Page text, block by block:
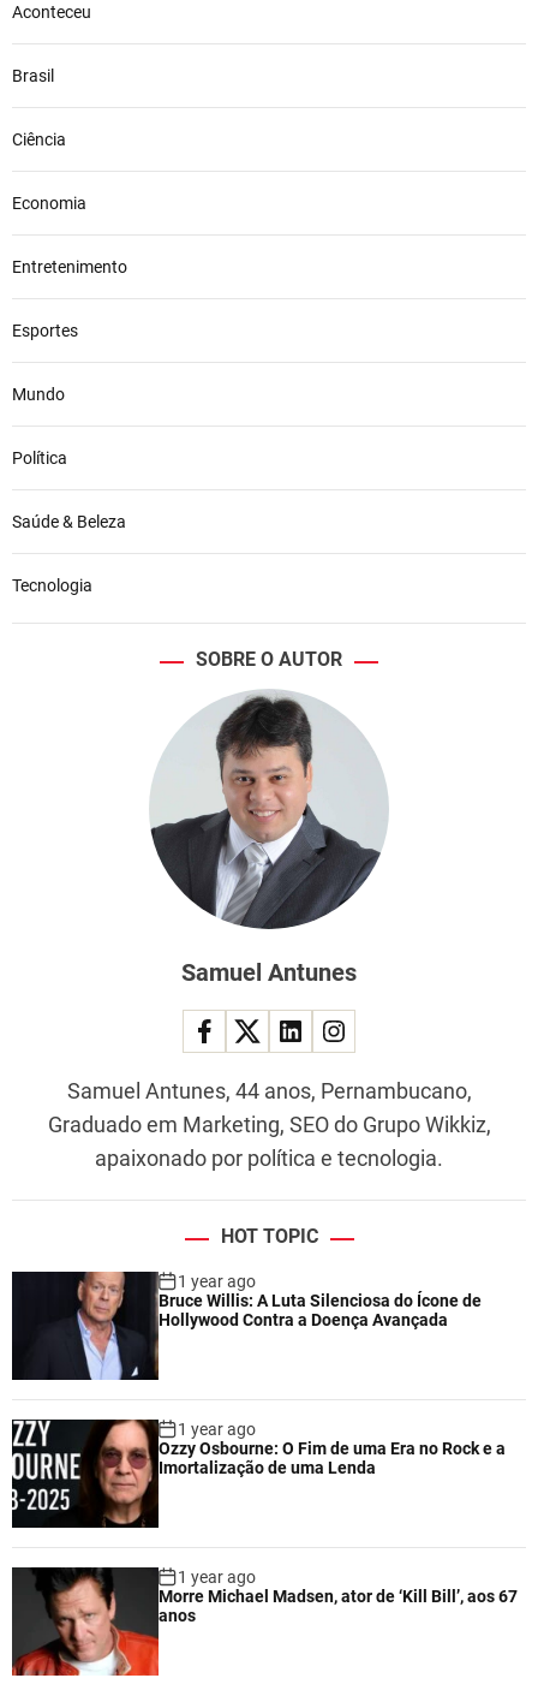
Aconteceu
Brasil
Ciência
Economia
Entretenimento
Esportes
Mundo
Política
Saúde & Beleza
Tecnologia
SOBRE O AUTOR
Samuel Antunes
Samuel Antunes, 44 anos, Pernambucano,
Graduado em Marketing, SEO do Grupo Wikkiz,
apaixonado por política e tecnologia.
HOT TOPIC
1 year ago
Bruce Willis: A Luta Silenciosa do Ícone de
Hollywood Contra a Doença Avançada
1 year ago
Ozzy Osbourne: O Fim de uma Era no Rock e a
Imortalização de uma Lenda
1 year ago
Morre Michael Madsen, ator de ‘Kill Bill’, aos 67
anos